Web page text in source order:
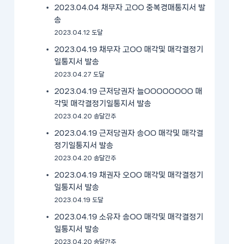
2023.04.04 채무자 고OO 중복경매통지서 발
송
2023.04.12 도달
2023.04.19 채무자 고OO 매각및 매각결정기
일통지서 발송
2023.04.27 도달
2023.04.19 근저당권자 늘OOOOOOOO 매
각및 매각결정기일통지서 발송
2023.04.20 송달간주
2023.04.19 근저당권자 송OO 매각및 매각결
정기일통지서 발송
2023.04.20 송달간주
2023.04.19 채권자 오OO 매각및 매각결정기
일통지서 발송
2023.04.19 도달
2023.04.19 소유자 송OO 매각및 매각결정기
일통지서 발송
2023.04.20 송달간주